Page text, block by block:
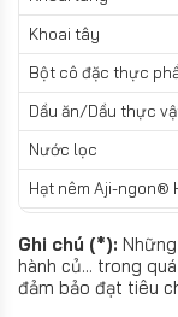
Khoai tây
Bột cô đặc thực
Dầu ăn/Dầu thực
Nước lọc
Hạt nêm Aji-ngon®
Ghi chú (*):
hành củ... trong
đảm bảo đạt tiêu